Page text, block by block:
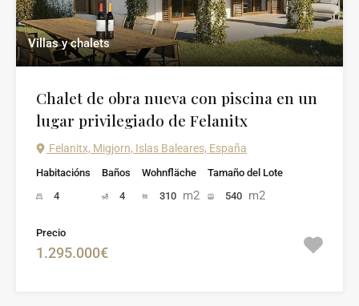
Villas y chalets
Chalet de obra nueva con piscina en un
lugar privilegiado de Felanitx
Felanitx, Migjorn, Islas Baleares, España
Habitacións
4
Baños
4
Wohnfläche
310 m2
Tamaño del Lote
540 m2
Precio
1.295.000€